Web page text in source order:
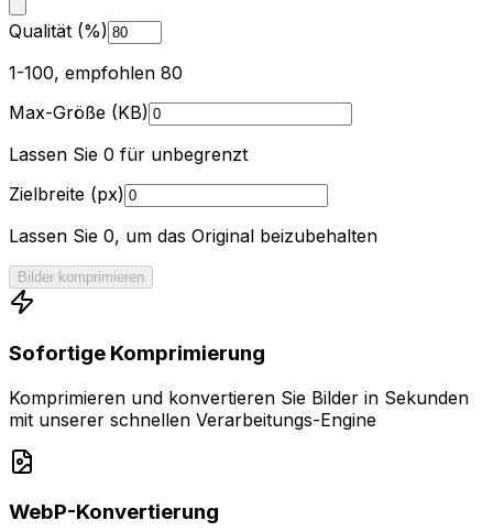
Qualität (%)
1-100, empfohlen 80
Max-Größe (KB)
Lassen Sie 0 für unbegrenzt
Zielbreite (px)
Lassen Sie 0, um das Original beizubehalten
Bilder komprimieren
Sofortige Komprimierung
Komprimieren und konvertieren Sie Bilder in Sekunden
mit unserer schnellen Verarbeitungs-Engine
WebP-Konvertierung